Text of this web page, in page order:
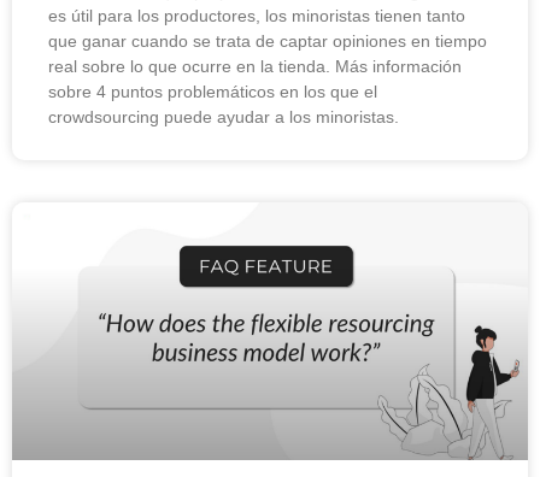
es útil para los productores, los minoristas tienen tanto
que ganar cuando se trata de captar opiniones en tiempo
real sobre lo que ocurre en la tienda. Más información
sobre 4 puntos problemáticos en los que el
crowdsourcing puede ayudar a los minoristas.